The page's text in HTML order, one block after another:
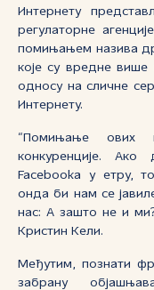
Интернету
регулаторне
помињањем назива
које су вредне више
односу на сличне
Интернету.
“Помињање ових
конкуренције.
Facebooka у етру,
онда би нам се
нас: А зашто не и
Кристин Кели.
Међутим, познати
забрану